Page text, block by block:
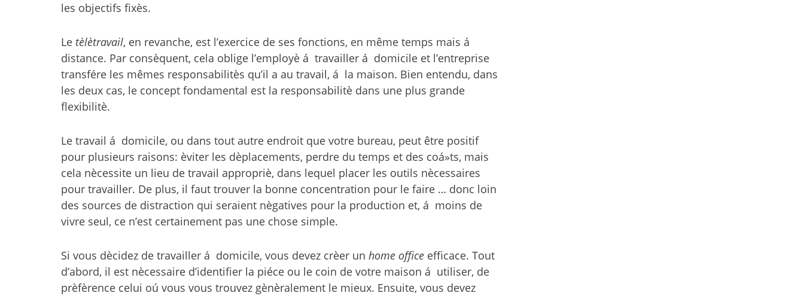
les objectifs fixès.
Le tèlètravail, en revanche, est l’exercice de ses fonctions, en même temps mais á
distance. Par consèquent, cela oblige l’employè á travailler á domicile et l’entreprise
transfére les mêmes responsabilitès qu’il a au travail, á la maison. Bien entendu, dans
les deux cas, le concept fondamental est la responsabilitè dans une plus grande
flexibilitè.
Le travail á domicile, ou dans tout autre endroit que votre bureau, peut être positif
pour plusieurs raisons: èviter les dèplacements, perdre du temps et des coá»ts, mais
cela nècessite un lieu de travail appropriè, dans lequel placer les outils nècessaires
pour travailler. De plus, il faut trouver la bonne concentration pour le faire … donc loin
des sources de distraction qui seraient nègatives pour la production et, á moins de
vivre seul, ce n’est certainement pas une chose simple.
Si vous dècidez de travailler á domicile, vous devez crèer un home office efficace. Tout
d’abord, il est nècessaire d’identifier la piéce ou le coin de votre maison á utiliser, de
prèfèrence celui oú vous vous trouvez gènèralement le mieux. Ensuite, vous devez